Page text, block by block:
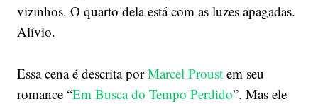
vizinhos. O quarto dela está com as luzes apagadas.
Alívio.
Essa cena é descrita porMarcel Proustem seu
romance “Em Busca do Tempo Perdido”. Mas ele